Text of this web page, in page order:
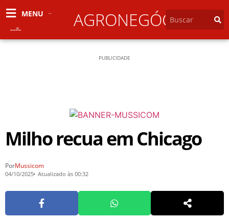
MENU AGRONEGÓCIO
PUBLICIDADE
Milho recua em Chicago
PorMussicom
04/10/2025 Atualizado às 00:32